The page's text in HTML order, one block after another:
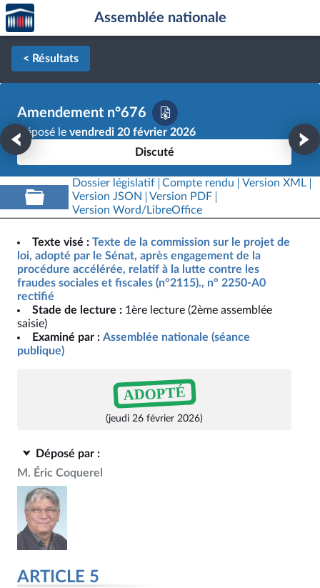
Aller au contenu
Aller en bas de la page
Accèder
à la
page
d'accueil
Assemblée nationale
< Résultats
Amendement n°676
Déposé le vendredi 20 février 2026
Discuté
Dossier législatif Compte rendu
Version XML
Version JSON
Version PDF
Version Word/LibreOffice
Texte visé : Texte de la commission sur le projet de
loi, adopté par le Sénat, après engagement de la
procédure accélérée, relatif à la lutte contre les
fraudes sociales et fiscales (n°2115)., n° 2250-A0
rectifié
Stade de lecture : 1ère lecture (2ème assemblée
saisie)
Examiné par : Assemblée nationale (séance
publique)
ADOPTÉ
(jeudi 26 février 2026)
Déposé par :
M. Éric Coquerel
ARTICLE 5